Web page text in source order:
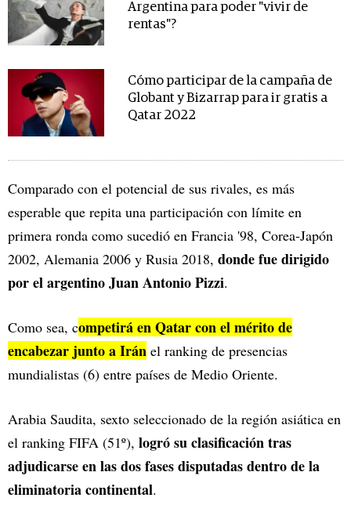
Argentina para poder "vivir de
rentas"?
Cómo participar de la campaña de
Globant y Bizarrap para ir gratis a
Qatar 2022
Comparado con el potencial de sus rivales, es más
esperable que repita una participación con límite en
primera ronda como sucedió en Francia '98, Corea-Japón
2002, Alemania 2006 y Rusia 2018, donde fue dirigido
por el argentino Juan Antonio Pizzi.
Como sea, competirá en Qatar con el mérito de
encabezar junto a Irán el ranking de presencias
mundialistas (6) entre países de Medio Oriente.
Arabia Saudita, sexto seleccionado de la región asiática en
el ranking FIFA (51º), logró su clasificación tras
adjudicarse en las dos fases disputadas dentro de la
eliminatoria continental.